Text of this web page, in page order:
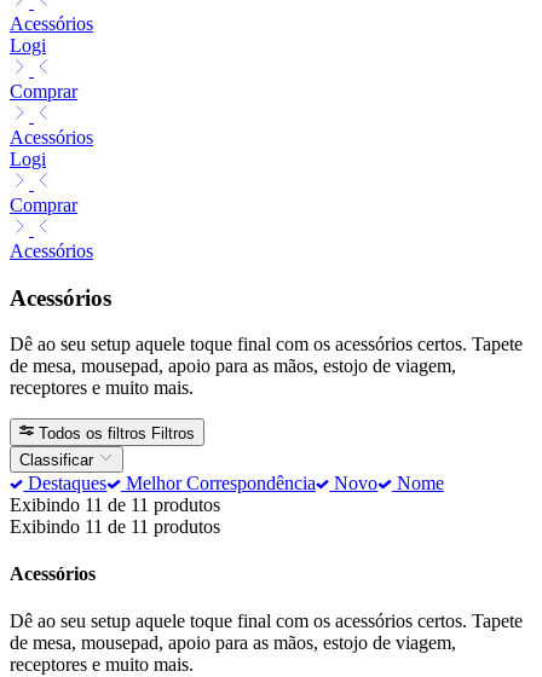
Acessórios
Logi
Comprar
Acessórios
Logi
Comprar
Acessórios
Acessórios
Dê ao seu setup aquele toque final com os acessórios certos. Tapete
de mesa, mousepad, apoio para as mãos, estojo de viagem,
receptores e muito mais.
Todos os filtros Filtros
Classificar
Destaques Melhor Correspondência Novo
Nome
Exibindo 11 de 11 produtos
Exibindo 11 de 11 produtos
Acessórios
Dê ao seu setup aquele toque final com os acessórios certos. Tapete
de mesa, mousepad, apoio para as mãos, estojo de viagem,
receptores e muito mais.